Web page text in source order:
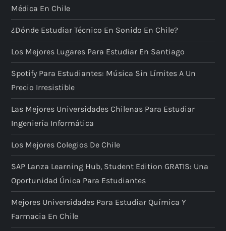
Médica En Chile
¿Dónde Estudiar Técnico En Sonido En Chile?
Los Mejores Lugares Para Estudiar En Santiago
Spotify Para Estudiantes: Música Sin Límites A Un
Precio Irresistible
Las Mejores Universidades Chilenas Para Estudiar
Ingeniería Informática
Los Mejores Colegios De Chile
SAP Lanza Learning Hub, Student Edition GRATIS: Una
Oportunidad Única Para Estudiantes
Mejores Universidades Para Estudiar Química Y
Farmacia En Chile